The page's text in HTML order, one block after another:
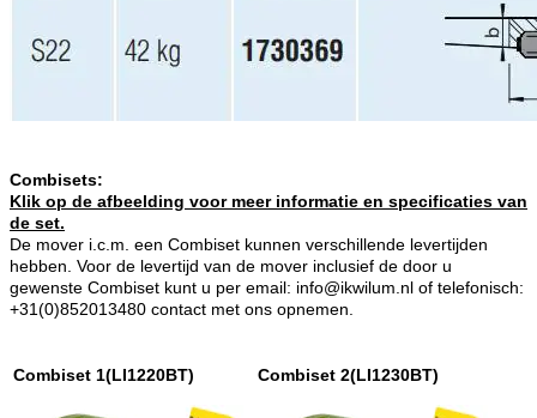
Combisets:
Klik op de afbeelding voor meer informatie en specificaties van
de set.
De mover i.c.m. een Combiset kunnen verschillende levertijden
hebben. Voor de levertijd van de mover inclusief de door u
gewenste Combiset kunt u per email: info@ikwilum.nl of telefonisch:
+31(0)852013480 contact met ons opnemen.
Combiset 1(LI1220BT) Combiset 2(LI1230BT)